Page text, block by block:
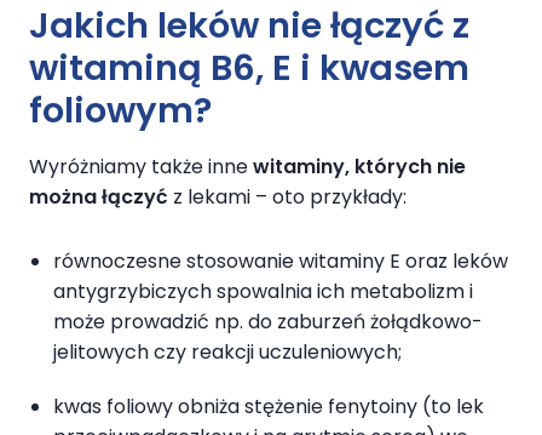
Jakich leków nie łączyć z
witaminą B6, E i kwasem
foliowym?
Wyróżniamy także innewitaminy, których nie
można łączyć z lekami – oto przykłady:
równoczesne stosowanie witaminy E oraz leków
antygrzybiczych spowalnia ich metabolizm i
może prowadzić np. do zaburzeń żołądkowo-
jelitowych czy reakcji uczuleniowych;
kwas foliowy obniża stężenie fenytoiny (to lek